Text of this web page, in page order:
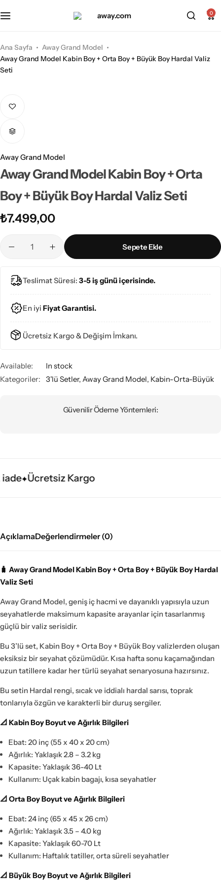
0
Ana Sayfa
Away Grand Model
Away Grand Model Kabin Boy + Orta Boy + Büyük Boy Hardal Valiz
Seti
Away Grand Model
Away Grand Model Kabin Boy + Orta
Boy + Büyük Boy Hardal Valiz Seti
₺7.499,00
Sepete Ekle
Teslimat Süresi: 3-5 iş günü içerisinde.
En iyi Fiyat Garantisi.
Ücretsiz Kargo & Değişim İmkanı.
Available:
In stock
Kategoriler:
3'lü Setler, Away Grand Model, Kabin-Orta-Büyük
Güvenilir Ödeme Yöntemleri:
Ücretsiz Kargo
AçıklamaDeğerlendirmeler (0)
🧳 Away Grand Model Kabin Boy + Orta Boy + Büyük Boy Hardal
Valiz Seti
Away Grand Model, geniş iç hacmi ve dayanıklı yapısıyla uzun
seyahatlerde maksimum kapasite arayanlar için tasarlanmış
güçlü bir valiz serisidir.
Bu 3’lü set, Kabin Boy + Orta Boy + Büyük Boy valizlerden oluşan
eksiksiz bir seyahat çözümüdür. Kısa hafta sonu kaçamağından
uzun tatillere kadar her türlü seyahat senaryosuna hazırsınız.
Bu setin Hardal rengi, sıcak ve iddialı hardal sarısı, toprak
tonlarıyla özgün ve karakterli bir duruş sergiler.
📐 Kabin Boy Boyut ve Ağırlık Bilgileri
Ebat: 20 inç (55 x 40 x 20 cm)
Ağırlık: Yaklaşık 2.8 – 3.2 kg
Kapasite: Yaklaşık 36-40 Lt
Kullanım: Uçak kabin bagajı, kısa seyahatler
📐 Orta Boy Boyut ve Ağırlık Bilgileri
Ebat: 24 inç (65 x 45 x 26 cm)
Ağırlık: Yaklaşık 3.5 – 4.0 kg
Kapasite: Yaklaşık 60-70 Lt
Kullanım: Haftalık tatiller, orta süreli seyahatler
📐 Büyük Boy Boyut ve Ağırlık Bilgileri
Kabin Boy Valizler